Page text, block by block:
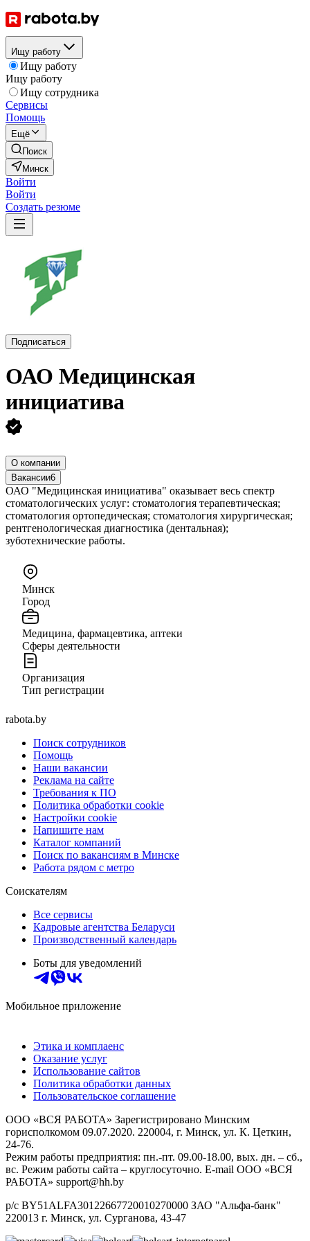
Ищу работу
Ищу работу
Ищу работу
Ищу сотрудника
Сервисы
Помощь
Ещё
Поиск
Минск
Войти
Войти
Создать резюме
Подписаться
ОАО Медицинская
инициатива
О компании
Вакансии6
ОАО "Медицинская инициатива" оказывает весь спектр
стоматологических услуг: стоматология терапевтическая;
стоматология ортопедическая; стоматология хирургическая;
рентгенологическая диагностика (дентальная);
зуботехнические работы.
Минск
Город
Медицина, фармацевтика, аптеки
Сферы деятельности
Организация
Тип регистрации
rabota.by
Поиск сотрудников
Помощь
Наши вакансии
Реклама на сайте
Требования к ПО
Политика обработки cookie
Настройки cookie
Напишите нам
Каталог компаний
Поиск по вакансиям в Минске
Работа рядом с метро
Соискателям
Все сервисы
Кадровые агентства Беларуси
Производственный календарь
Боты для уведомлений
Мобильное приложение
Этика и комплаенс
Оказание услуг
Использование сайтов
Политика обработки данных
Пользовательское соглашение
ООО «ВСЯ РАБОТА» Зарегистрировано Минским
горисполкомом 09.07.2020. 220004, г. Минск, ул. К. Цеткин,
24-76.
Режим работы предприятия: пн.-пт. 09.00-18.00, вых. дн. – сб.,
вс. Режим работы сайта – круглосуточно. E-mail ООО «ВСЯ
РАБОТА» support@hh.by
р/с BY51ALFA30122667720010270000 ЗАО "Альфа-банк"
220013 г. Минск, ул. Сурганова, 43‑47